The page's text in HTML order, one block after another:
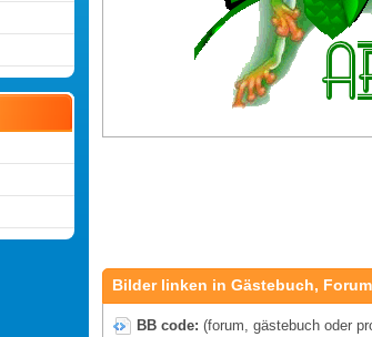
Bilder linken in Gästebuch,
BB code: (forum, gästebuch oder